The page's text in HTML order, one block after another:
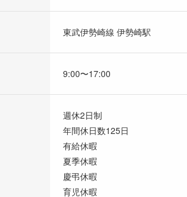
東武伊勢崎線 伊勢崎駅
9:00〜17:00
週休2日制
年間休日数125日
有給休暇
夏季休暇
慶弔休暇
育児休暇